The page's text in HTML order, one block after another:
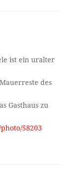
ist ein uralter
des
Gasthaus zu
58203